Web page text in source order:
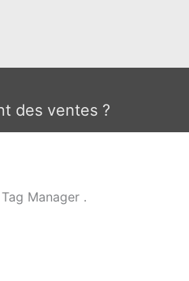
des ventes ?
Manager .